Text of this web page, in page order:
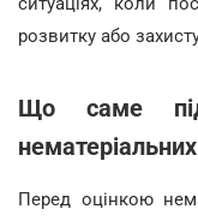
розвитку або
Що саме
Перед оцінкою